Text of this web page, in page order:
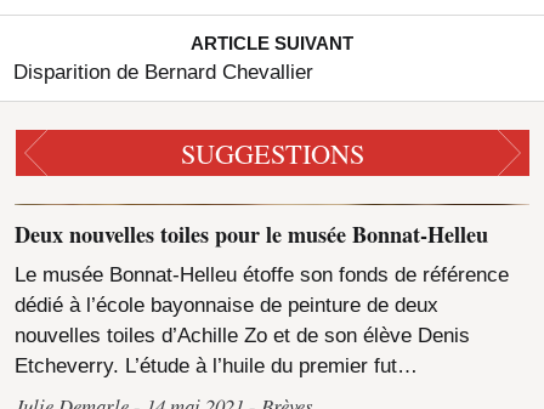
ARTICLE SUIVANT
Disparition de Bernard Chevallier
SUGGESTIONS
Deux nouvelles toiles pour le musée Bonnat-Helleu
Le musée Bonnat-Helleu étoffe son fonds de référence
dédié à l’école bayonnaise de peinture de deux
nouvelles toiles d’Achille Zo et de son élève Denis
Etcheverry. L’étude à l’huile du premier fut…